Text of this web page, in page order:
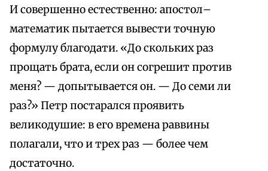
И совершенно естественно: апостол–
математик пытается вывести точную
формулу благодати. «До скольких раз
прощать брата, если он согрешит против
меня? — допытывается он. — До семи ли
раз?» Петр постарался проявить
великодушие: в его времена раввины
полагали, что и трех раз — более чем
достаточно.